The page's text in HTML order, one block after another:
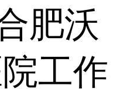
肥沃
工作